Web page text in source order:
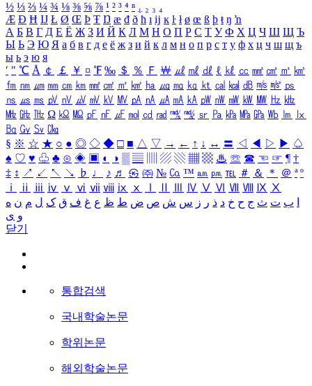
½ ⅓ ⅔ ¼ ¾ ⅛ ⅜ ⅝ ⅞ ¹ ² ³ ⁴ ⁿ ₁ ₂ ₃ ₄
Æ Ð Ħ Ĳ Ł Ø Œ Þ Ŧ Ŋ æ đ ð ħ ı ĳ ĸ ŀ ł ø œ ß þ ŧ ŋ ŉ
А Б В Г Д Е Ё Ж З И Й К Л М Н О П Р С Т У Ф Х Ц Ч Ш Щ Ъ
Ы Ь Э Ю Я а б в г д е ё ж з и й к л м н о п р с т у ф х ц ч ш щ ъ
ы ь э ю я
′ ″ ℃ Å ￠ ￡ ￥ ¤ ℉ ‰ ＄ ％ Ｆ ￦ ㎕ ㎖ ㎗ ℓ ㎘ ㏄ ㎣ ㎤ ㎥ ㎦
㎙ ㎚ ㎛ ㎜ ㎝ ㎞ ㎟ ㎠ ㎡ ㎢ ㏊ ㎍ ㎎ ㎏ ㏏ ㎈ ㎉ ㏈ ㎧ ㎨ ㎰
㎱ ㎲ ㎳ ㎴ ㎵ ㎶ ㎷ ㎸ ㎹ ㎀ ㎁ ㎂ ㎃ ㎄ ㎺ ㎻ ㎽ ㎾ ㎿ ㎐ ㎑
㎒ ㎓ ㎔ Ω ㏀ ㏁ ㎊ ㎋ ㎌ ㏖ ㏅ ㎭ ㎮ ㎯ ㏛ ㎩ ㎪ ㎫ ㎬ ㏝ ㏐
㏓
㏃ ㏉ ㏜ ㏆
§ ※ ☆ ★ ○ ● ◎ ◇ ◆ □ ■ △ ▽ → ← ↑ ↓ ↔ 〓 ◁ ◀ ▷ ▶ ♤
♠ ♡ ♥ ♧ ♣ ⊙ ◈ ▣ ◐ ◑ ▒ ▤ ▨ ▧ ▦ ▩ ♨ ☏ ☎ ☜ ☞ ¶ †
‡ ↕ ↗ ↙ ↖ ↘ ♭ ♩ ♪ ♬ ㉿ ㈜ № ㏇ ™ ㏂ ㏘ ℡ ＃ ＆ ＊ ＠ ª º
ⅰ
ⅱ ⅲ ⅳ ⅴ ⅵ ⅶ ⅷ ⅸ ⅹ Ⅳ Ⅴ Ⅵ Ⅶ Ⅷ Ⅸ Ⅹ
ب ت ث ج ح خ د ذ ر ز س ش ص ض ط ظ ع غ ف ق ک ل م ن ه
و ی
닫기
통합검색
국내학술논문
학위논문
해외학술논문